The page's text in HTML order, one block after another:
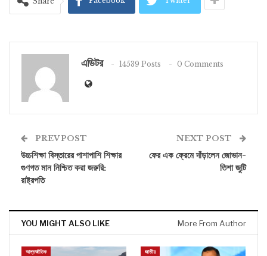
এডিটর 14539 Posts 0 Comments
PREV POST
উচ্চশিক্ষা বিস্তারের পাশাপাশি শিক্ষার
গুণগত মান নিশ্চিত করা জরুরি:
রাষ্ট্রপতি
NEXT POST
ফের এক ফ্রেমে দাঁড়ালেন জোভান-
তিশা জুটি
YOU MIGHT ALSO LIKE More From Author
আন্তর্জাতিক জাতীয়